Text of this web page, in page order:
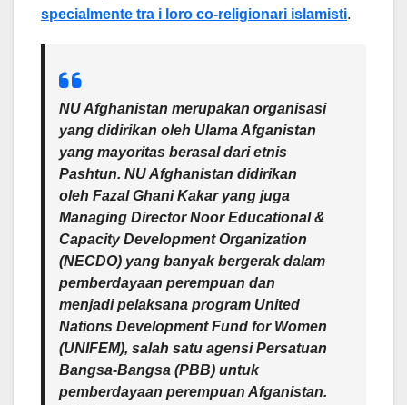
specialmente tra i loro co-religionari islamisti.
NU Afghanistan merupakan organisasi
yang didirikan oleh Ulama Afganistan
yang mayoritas berasal dari etnis
Pashtun. NU Afghanistan didirikan
oleh Fazal Ghani Kakar yang juga
Managing Director Noor Educational &
Capacity Development Organization
(NECDO) yang banyak bergerak dalam
pemberdayaan perempuan dan
menjadi pelaksana program United
Nations Development Fund for Women
(UNIFEM), salah satu agensi Persatuan
Bangsa-Bangsa (PBB) untuk
pemberdayaan perempuan Afganistan.